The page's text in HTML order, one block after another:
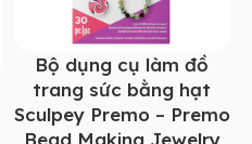
Bộ dụng cụ làm đồ
trang sức bằng hạt
Sculpey Premo – Premo
Bead Making Jewelry